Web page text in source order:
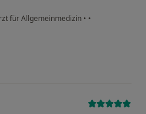
für Allgemeinmedizin • •